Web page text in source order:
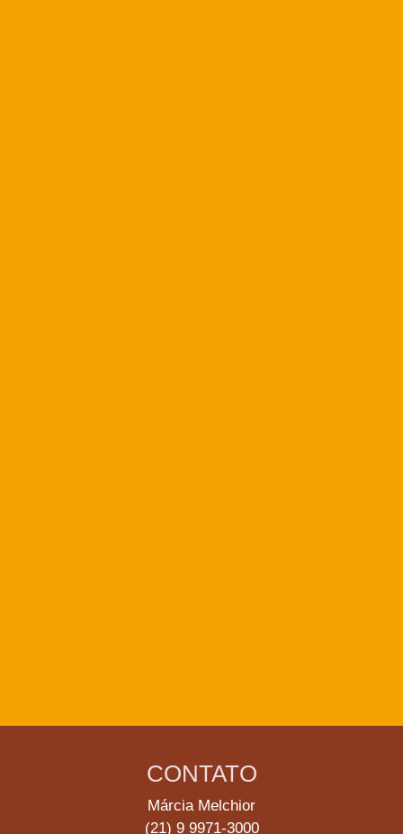
CONTATO
Márcia Melchior
(21) 9 9971-3000